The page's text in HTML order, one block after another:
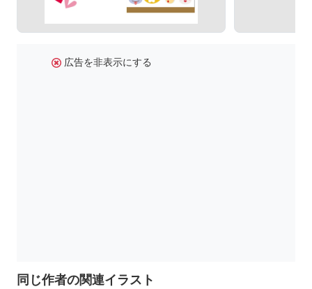
広告を非表示にする
同じ作者の関連イラスト